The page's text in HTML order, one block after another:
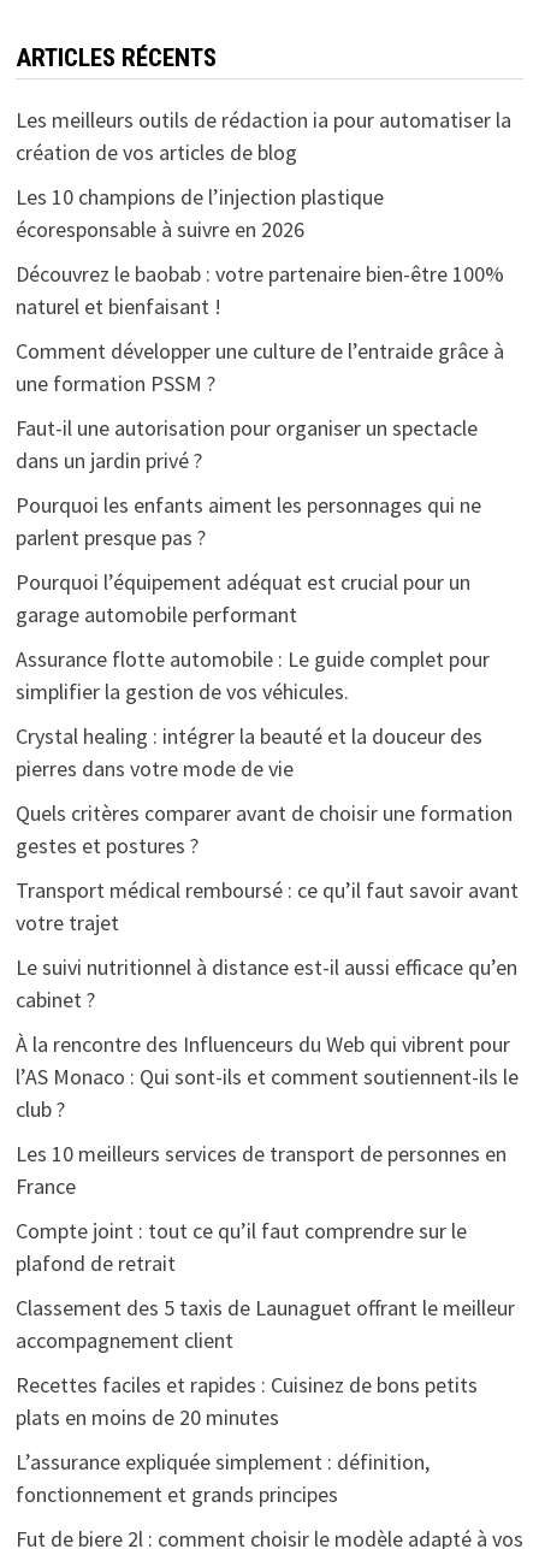
ARTICLES RÉCENTS
Les meilleurs outils de rédaction ia pour automatiser la
création de vos articles de blog
Les 10 champions de l’injection plastique
écoresponsable à suivre en 2026
Découvrez le baobab : votre partenaire bien-être 100%
naturel et bienfaisant !
Comment développer une culture de l’entraide grâce à
une formation PSSM ?
Faut-il une autorisation pour organiser un spectacle
dans un jardin privé ?
Pourquoi les enfants aiment les personnages qui ne
parlent presque pas ?
Pourquoi l’équipement adéquat est crucial pour un
garage automobile performant
Assurance flotte automobile : Le guide complet pour
simplifier la gestion de vos véhicules.
Crystal healing : intégrer la beauté et la douceur des
pierres dans votre mode de vie
Quels critères comparer avant de choisir une formation
gestes et postures ?
Transport médical remboursé : ce qu’il faut savoir avant
votre trajet
Le suivi nutritionnel à distance est-il aussi efficace qu’en
cabinet ?
À la rencontre des Influenceurs du Web qui vibrent pour
l’AS Monaco : Qui sont-ils et comment soutiennent-ils le
club ?
Les 10 meilleurs services de transport de personnes en
France
Compte joint : tout ce qu’il faut comprendre sur le
plafond de retrait
Classement des 5 taxis de Launaguet offrant le meilleur
accompagnement client
Recettes faciles et rapides : Cuisinez de bons petits
plats en moins de 20 minutes
L’assurance expliquée simplement : définition,
fonctionnement et grands principes
Fut de biere 2l : comment choisir le modèle adapté à vos